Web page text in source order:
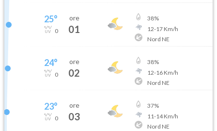
25°
0
ore
01
38%
12-17Km/h
Nord NE
24°
0
ore
02
38%
12-16Km/h
Nord NE
23°
0
ore
03
37%
11-14Km/h
Nord NE